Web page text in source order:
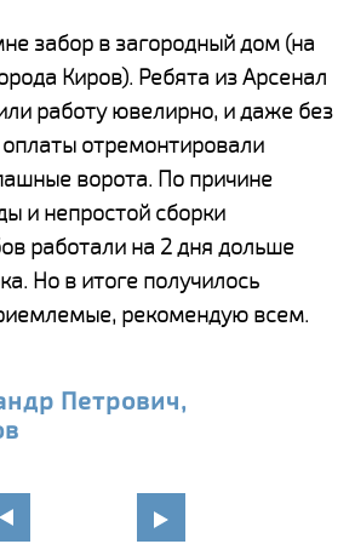
забор в загородный дом (на
Киров). Ребята из Арсенал
работу ювелирно, и даже без
отремонтировали
ворота. По причине
и непростой сборки
работали на 2 дня дольше
Но в итоге получилось
рекомендую всем.
Петрович,